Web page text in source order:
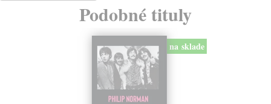
Podobné tituly
na sklade